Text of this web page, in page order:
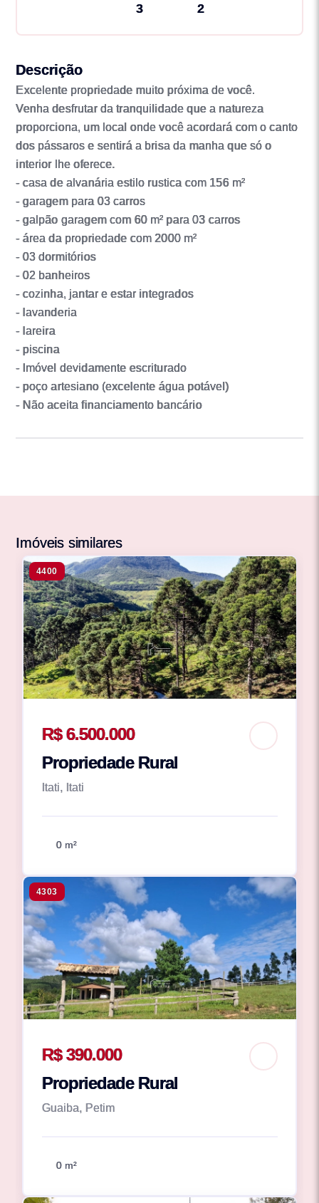
3 2
Descrição
Excelente propriedade muito próxima de você.
Venha desfrutar da tranquilidade que a natureza
proporciona, um local onde você acordará com o canto
dos pássaros e sentirá a brisa da manha que só o
interior lhe oferece.
- casa de alvanária estilo rustica com 156 m²
- garagem para 03 carros
- galpão garagem com 60 m² para 03 carros
- área da propriedade com 2000 m²
- 03 dormitórios
- 02 banheiros
- cozinha, jantar e estar integrados
- lavanderia
- lareira
- piscina
- Imóvel devidamente escriturado
- poço artesiano (excelente água potável)
- Não aceita financiamento bancário
Imóveis similares
4400
R$ 6.500.000
Propriedade Rural
Itati, Itati
0 m²
4303
R$ 390.000
Propriedade Rural
Guaiba, Petim
0 m²